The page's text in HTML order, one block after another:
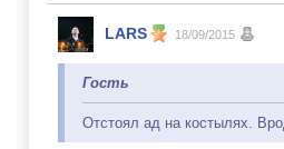
LARS 18/09/2015
Гость
Отстоял ад на костылях.